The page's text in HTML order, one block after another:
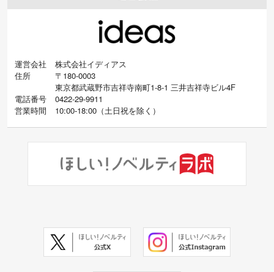
運営会社
株式会社イディアス
住所
〒180-0003
東京都武蔵野市吉祥寺南町1-8-1 三井吉祥寺ビル4F
電話番号
0422-29-9911
営業時間
10:00-18:00（土日祝を除く）